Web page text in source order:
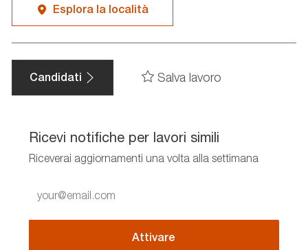
Esplora la località
Candidati Salva lavoro
Ricevi notifiche per lavori simili
Riceverai aggiornamenti una volta alla settimana
Email
address
Attivare